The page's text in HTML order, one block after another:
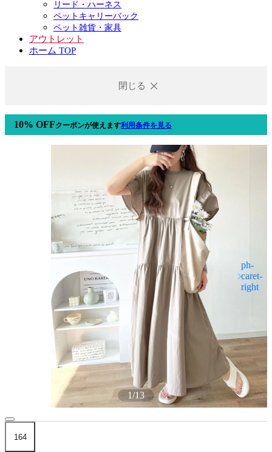
リード・ハーネス
ペットキャリーバック
ペット雑貨・家具
アウトレット
ホーム TOP
閉じる
10% OFFクーポンが使えます利用条件を見る
1/13
164